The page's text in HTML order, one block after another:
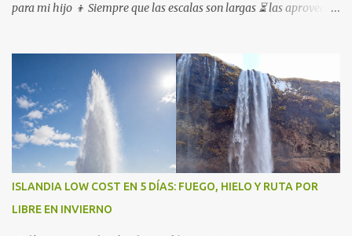
para mi hijo 👦 Siempre que las escalas son largas ⏳ las aprovecho,
ISLANDIA LOW COST EN 5 DÍAS: FUEGO, HIELO Y RUTA POR
LIBRE EN INVIERNO